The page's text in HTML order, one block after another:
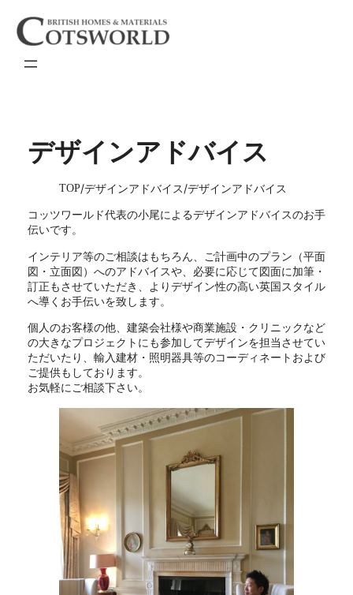
容
デザインアドバイス
TOP デザインアドバイス デザインアドバイス
コッツワールド代表の小尾によるデザインアドバイスのお手
伝いです。
インテリア等のご相談はもちろん、ご計画中のプラン（平面
図・立面図）へのアドバイスや、必要に応じて図面に加筆・
訂正もさせていただき、よりデザイン性の高い英国スタイル
へ導くお手伝いを致します。
個人のお客様の他、建築会社様や商業施設・クリニックなど
の大きなプロジェクトにも参加してデザインを担当させてい
ただいたり、輸入建材・照明器具等のコーディネートおよび
ご提供もしております。
お気軽にご相談下さい。